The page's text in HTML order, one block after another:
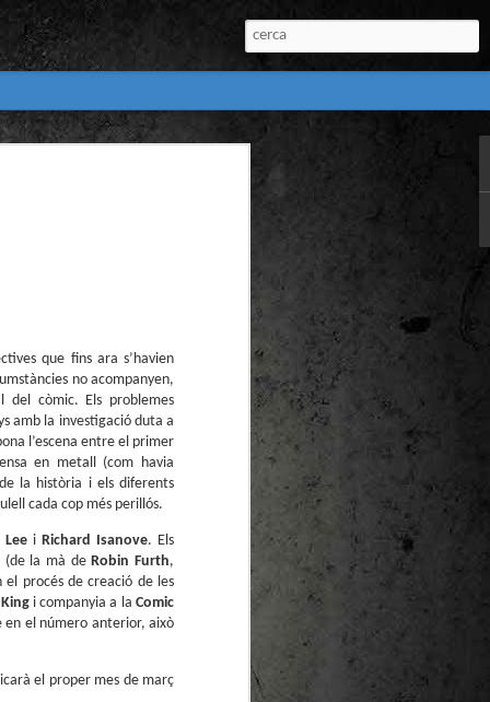
que fins ara s’havien
no acompanyen,
del còmic. Els problemes
amb la investigació duta a
l’escena entre el primer
en metall (com havia
la història i els diferents
cada cop més perillós.
Lee iRichard Isanove. Els
(de la mà deRobin Furth,
procés de creació de les
Kingi companyia a laComic
en el número anterior, això
el proper mes de març
Còmic 2018) i
torna amb
blanc. L’obra no
profunda
natural de
per a la